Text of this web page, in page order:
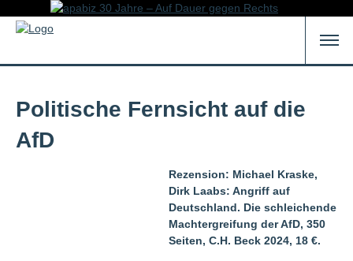
Politische Fernsicht auf die
AfD
Rezension: Michael Kraske,
Dirk Laabs: Angriff auf
Deutschland. Die schleichende
Machtergreifung der AfD, 350
Seiten, C.H. Beck 2024, 18 €.